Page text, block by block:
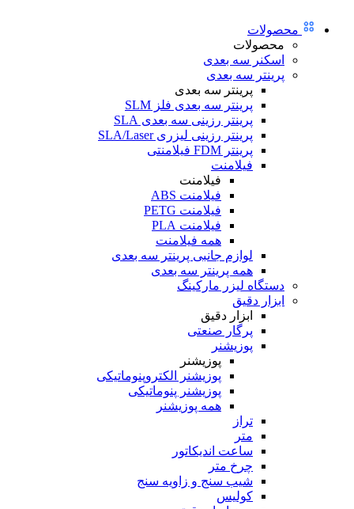
محصولات
محصولات
اسکنر سه بعدی
پرینتر سه بعدی
پرینتر سه بعدی
پرینتر سه بعدی فلز SLM
پرینتر رزینی سه بعدی SLA
پرینتر رزینی لیزری SLA/Laser
پرینتر FDM فیلامنتی
فیلامنت
فیلامنت
فیلامنت ABS
فیلامنت PETG
فیلامنت PLA
همه فیلامنت
لوازم جانبی پرینتر سه بعدی
همه پرینتر سه بعدی
دستگاه لیزر مارکینگ
ابزار دقیق
ابزار دقیق
پرگار صنعتی
پوزیشنر
پوزیشنر
پوزیشنر الکتروپنوماتیکی
پوزیشنر پنوماتیکی
همه پوزیشنر
تراز
متر
ساعت اندیکاتور
چرخ متر
شیب سنج و زاویه سنج
کولیس